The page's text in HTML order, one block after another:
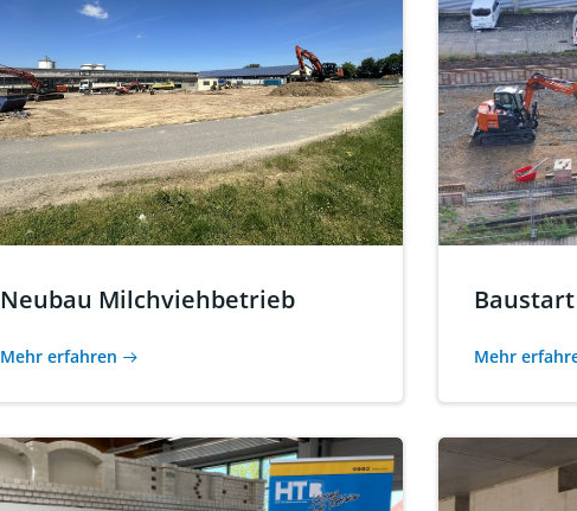
Neubau Milchviehbetrieb
Mehr erfahren Mehr